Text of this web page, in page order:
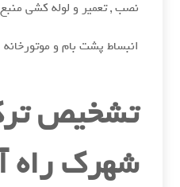
نصب , تعمیر و لوله کشی منبع
انبساط پشت بام و موتورخانه
تشخیص
شهرک راه